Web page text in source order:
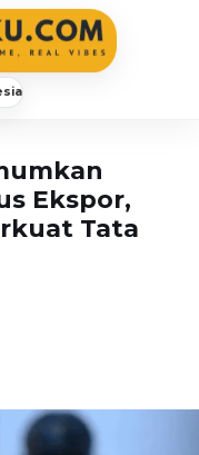
Ekspor,
Tata